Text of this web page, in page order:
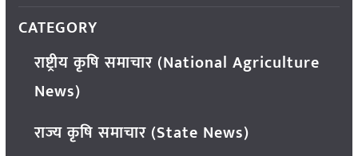
CATEGORY
राष्ट्रीय कृषि समाचार (National Agriculture
News)
राज्य कृषि समाचार (State News)